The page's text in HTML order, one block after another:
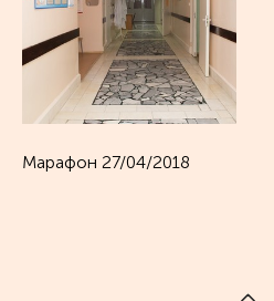
Марафон 27/04/2018